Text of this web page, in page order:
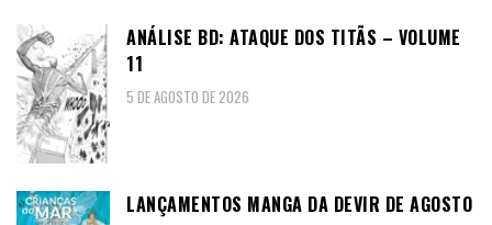
ANÁLISE BD: ATAQUE DOS TITÃS – VOLUME
11
5 DE AGOSTO DE 2026
LANÇAMENTOS MANGA DA DEVIR DE AGOSTO